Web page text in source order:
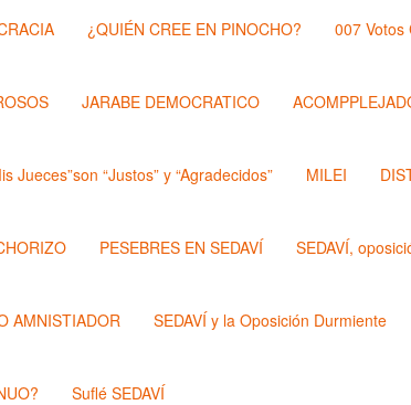
¿QUIÉN CREE EN PINOCHO? 007 Votos
JARABE DEMOCRATICO
Jueces”son “Justos” y “Agradecidos” MILEI
PESEBRES EN SEDAVÍ SEDAVÍ,
AMNISTIADOR SEDAVÍ y la Oposición Durmiente
Suflé SEDAVÍ